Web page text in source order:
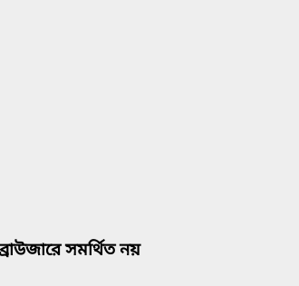
সমর্থিত নয়